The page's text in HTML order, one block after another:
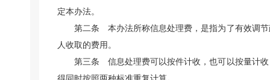
定本办法。
第二条 本办法所称信息处理费，是指为了有效调
人收取的费用。
第三条 信息处理费可以按件计收，也可以按量计